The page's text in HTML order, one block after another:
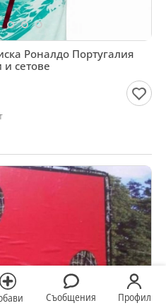
Съобщения Профил
Роналдо Португалия
сетове